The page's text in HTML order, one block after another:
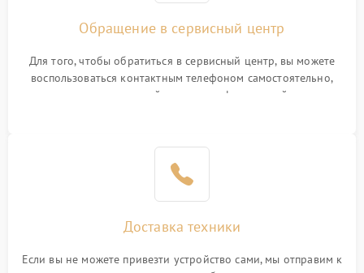
Обращение в сервисный центр
Для того, чтобы обратиться в сервисный центр, вы можете
воспользоваться контактным телефоном самостоятельно,
или оставить свой номер телефона на сайте
Доставка техники
Если вы не можете привезти устройство сами, мы отправим к